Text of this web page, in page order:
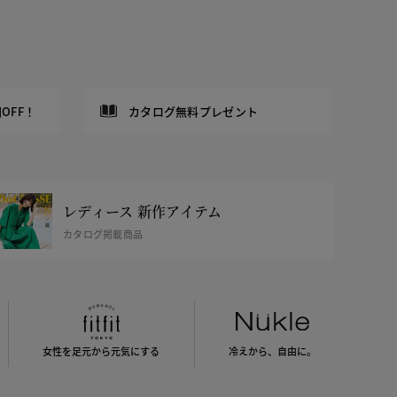
！ カタログ無料プレゼント
レディース 新作アイテム
カタログ掲載商品
女性を足元から元気にする 冷えから、 自由に。